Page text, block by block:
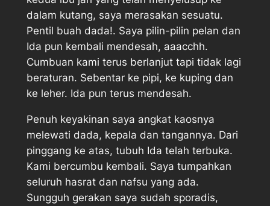
dalam kutang, saya merasakan sesuatu.
Pentil buah dada!. Saya pilin-pilin pelan dan
Ida pun kembali mendesah, aaacchh.
Cumbuan kami terus berlanjut tapi tidak lagi
beraturan. Sebentar ke pipi, ke kuping dan
ke leher. Ida pun terus mendesah.
Penuh keyakinan saya angkat kaosnya
melewati dada, kepala dan tangannya. Dari
pinggang ke atas, tubuh Ida telah terbuka.
Kami bercumbu kembali. Saya tumpahkan
seluruh hasrat dan nafsu yang ada.
Sungguh gerakan saya sudah sporadis,